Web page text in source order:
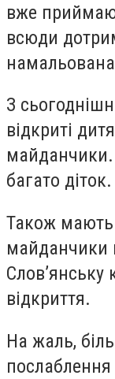
вже
всюди
З
відкриті
майданчики.
багато діток.
Також мають
майданчики
Слов’янську
відкриття.
На жаль,